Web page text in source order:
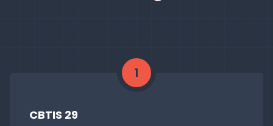
1
CBTIS 29